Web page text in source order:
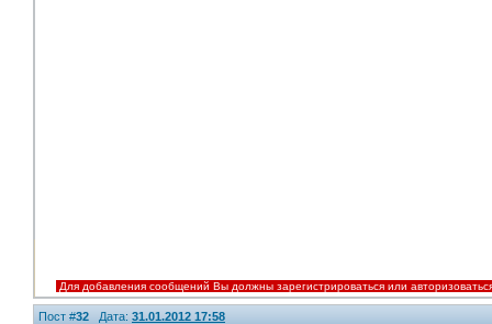
Для добавления сообщений Вы должны зарегистрироваться или
Пост #32 Дата: 31.01.2012 17:58